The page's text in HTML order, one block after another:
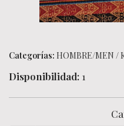
Categorías: HOMBRE/MEN /
Disponibilidad: 1